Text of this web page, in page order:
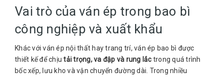
Vai trò của ván ép trong bao bì
công nghiệp và xuất khẩu
Khác với ván ép nội thất hay trang trí, ván ép bao bì được
thiết kế để chịutải trọng, va đập và rung lắctrong quá trình
bốc xếp, lưu kho và vận chuyển đường dài. Trong nhiều